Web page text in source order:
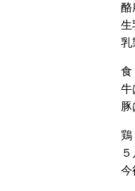
酪
生
乳
牛
豚
今